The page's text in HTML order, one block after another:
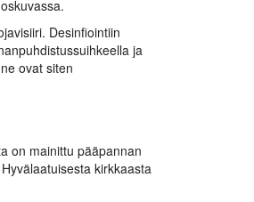
Desinfiointiin
ja
ovat siten
on mainittu pääpannan
kirkkaasta